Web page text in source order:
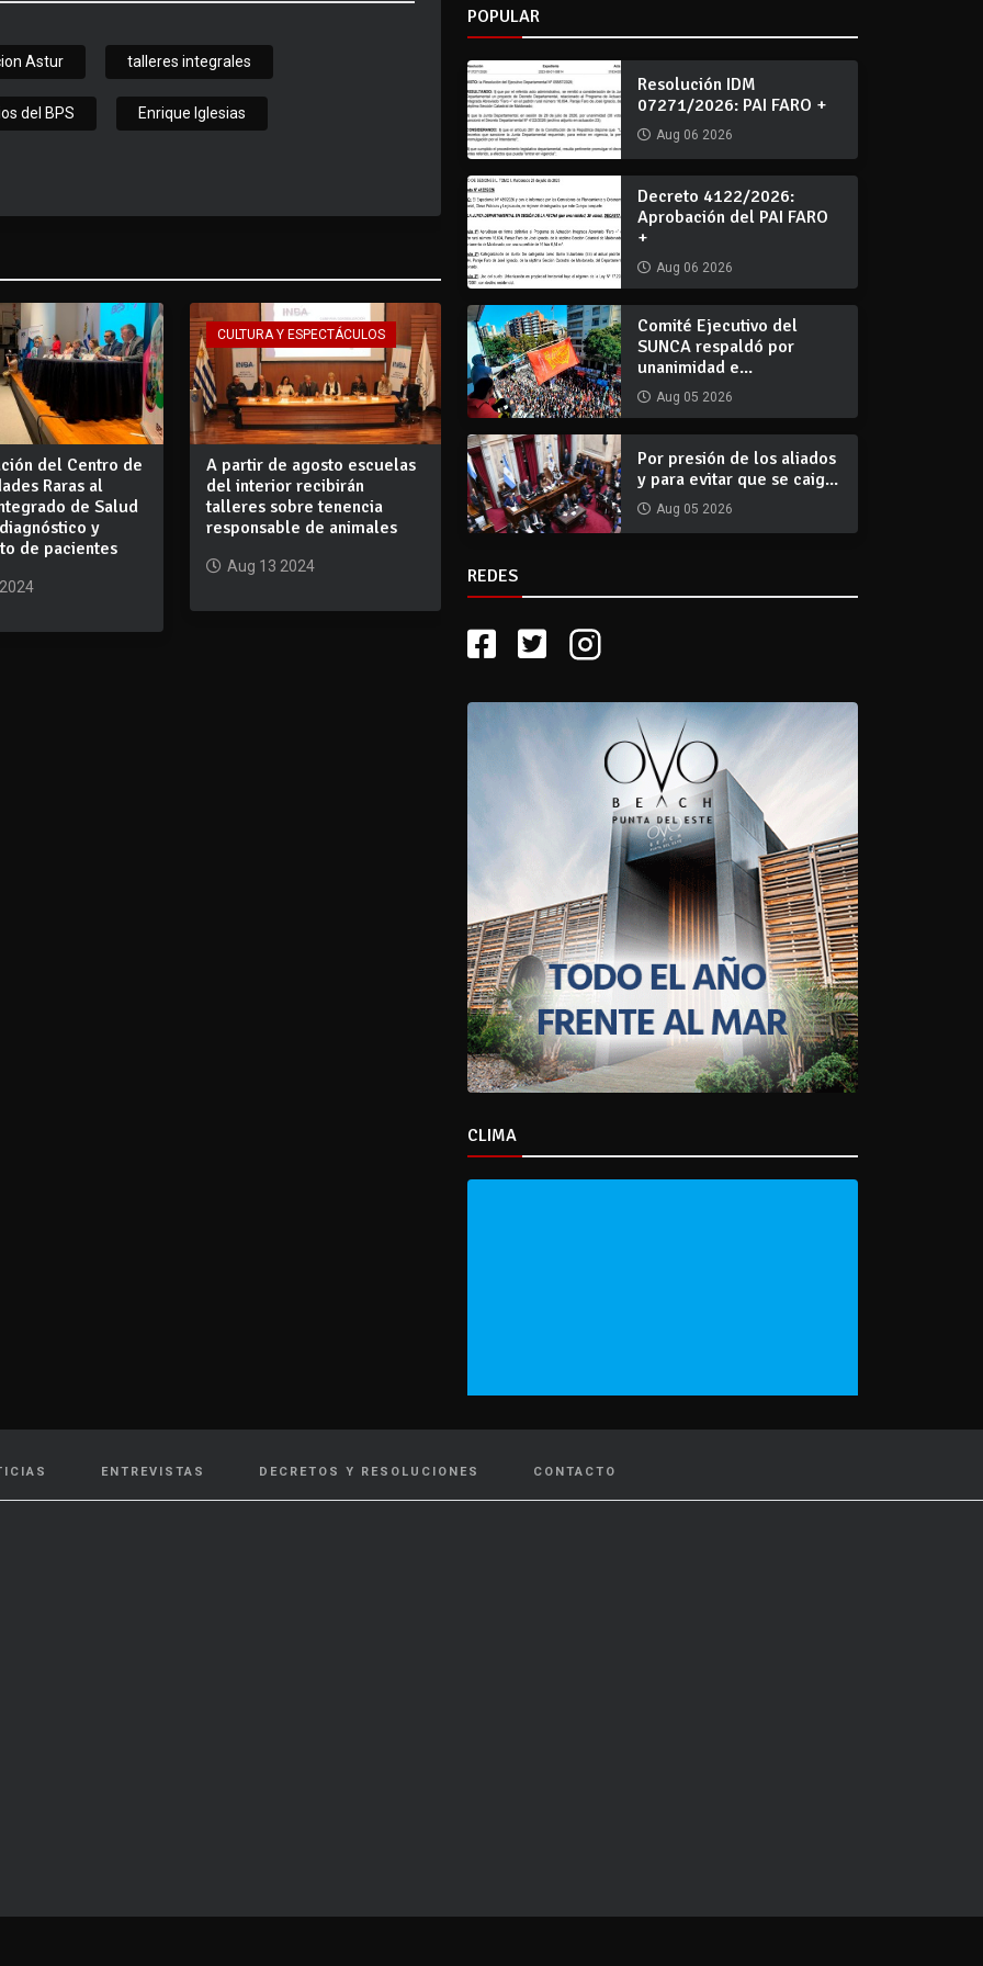
Astur talleres integrales
del BPS Enrique Iglesias
del Centro de
Raras al
de Salud
y
de pacientes
CULTURA Y ESPECTÁCULOS
A partir de agosto escuelas
del interior recibirán
talleres sobre tenencia
responsable de animales
Aug 13 2024
POPULAR
Resolución IDM
07271/2026: PAI FARO +
Aug 06 2026
Decreto 4122/2026:
Aprobación del PAI FARO
+
Aug 06 2026
Comité Ejecutivo del
SUNCA respaldó por
unanimidad e...
Aug 05 2026
Por presión de los aliados
y para evitar que se caig...
Aug 05 2026
REDES
CLIMA
ENTREVISTAS DECRETOS Y RESOLUCIONES CONTACTO